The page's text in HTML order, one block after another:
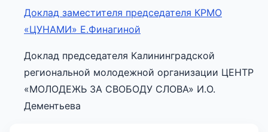
Доклад заместителя председателя КРМО
«ЦУНАМИ» Е.Финагиной
Доклад председателя Калининградской
региональной молодежной организации ЦЕНТР
«МОЛОДЕЖЬ ЗА СВОБОДУ СЛОВА» И.О.
Дементьева